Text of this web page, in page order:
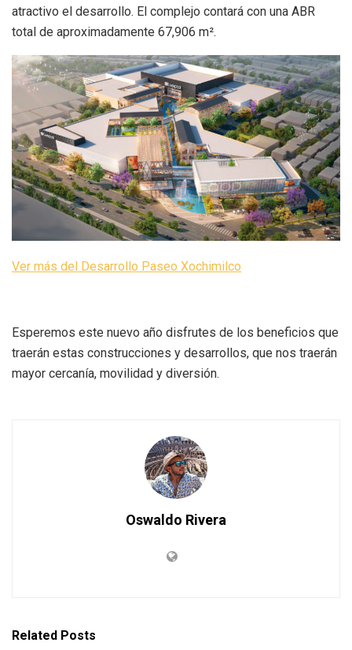
atractivo el desarrollo. El complejo contará con una ABR
total de aproximadamente 67,906 m².
Ver más del Desarrollo Paseo Xochimilco
Esperemos este nuevo año disfrutes de los beneficios que
traerán estas construcciones y desarrollos, que nos traerán
mayor cercanía, movilidad y diversión.
Oswaldo Rivera
Related Posts